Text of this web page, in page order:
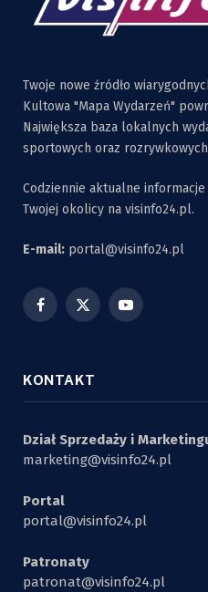
Twoje nowe źródło
Kultowa "Mapa Wydarzeń"
Największa baza lokalnych
sportowych oraz
Codziennie aktualne
Twojej okolicy na visinfo24.pl.
E-mail: portal@visinfo24.pl
Facebook
X
YouTube
KONTAKT
Dział Sprzedaży i
marketing@visinfo24.pl
Portal
portal@visinfo24.pl
Patronaty
patronat@visinfo24.pl